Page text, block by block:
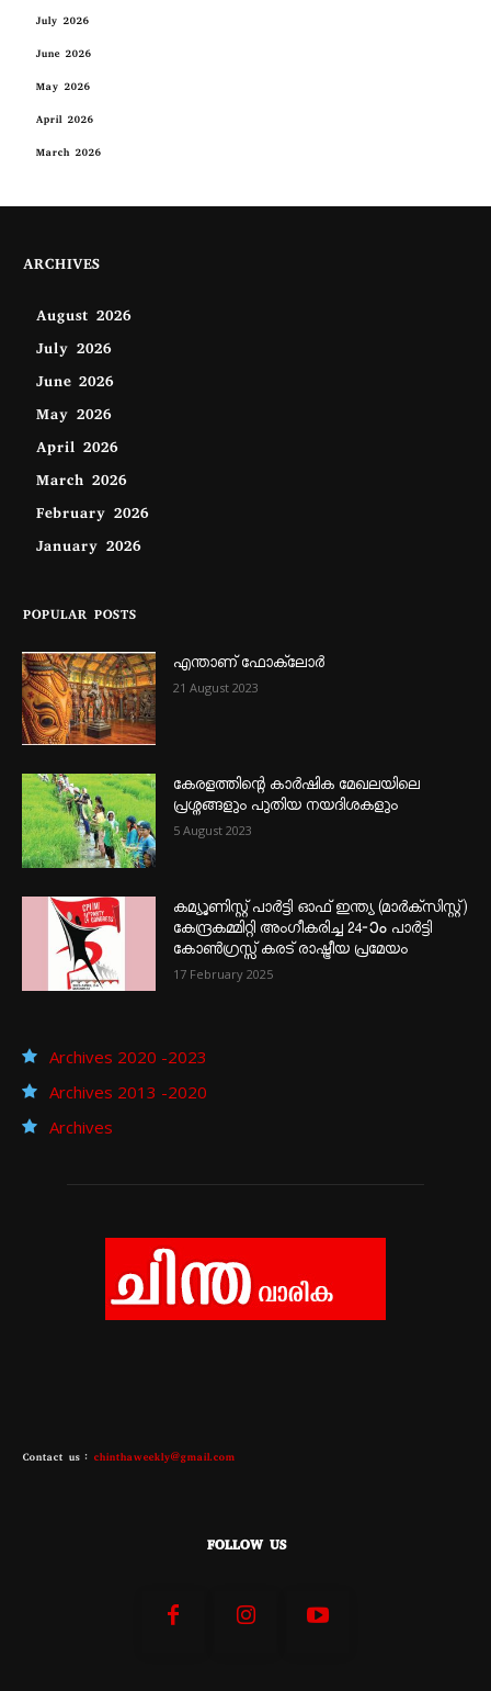
July 2026
June 2026
May 2026
April 2026
March 2026
ARCHIVES
August 2026
July 2026
June 2026
May 2026
April 2026
March 2026
February 2026
January 2026
POPULAR POSTS
എന്താണ്‌ ഫോക്‌ലോർ
21 August 2023
കേരളത്തിന്റെ കാർഷിക മേഖലയിലെ
പ്രശ്നങ്ങളും പുതിയ നയദിശകളും
5 August 2023
കമ്യൂണിസ്റ്റ് പാർട്ടി ഓഫ് ഇന്ത്യ (മാർക്സിസ്റ്റ്)
കേന്ദ്രകമ്മിറ്റി അംഗീകരിച്ച 24‐ാം പാർട്ടി
കോൺഗ്രസ്സ് കരട് രാഷ്ട്രീയ പ്രമേയം
17 February 2025
Archives 2020 -2023
Archives 2013 -2020
Archives
Contact us : chinthaweekly@gmail.com
FOLLOW US